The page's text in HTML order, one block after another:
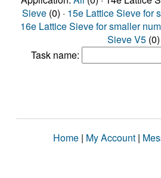
Sieve (0) · 15e Lattice Sieve for
16e Lattice Sieve for smaller
Sieve V5 (0)
Task name:
Home | My Account |